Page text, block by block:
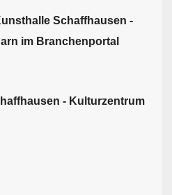
Schaffhausen -
im Branchen­portal
- Kulturzentrum